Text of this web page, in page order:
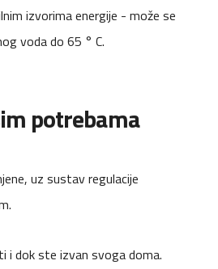
izvorima energije - može se
voda do 65 ° C.
potrebama
uz sustav regulacije
i dok ste izvan svoga doma.